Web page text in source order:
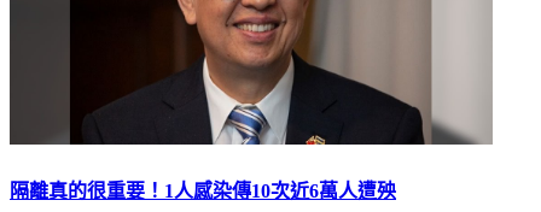
隔離真的很重要！1人感染傳10次近6萬人遭殃